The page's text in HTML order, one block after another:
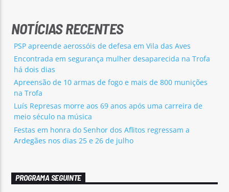
NOTÍCIAS RECENTES
PSP apreende aerossóis de defesa em Vila das Aves
Encontrada em segurança mulher desaparecida na Trofa
há dois dias
Apreensão de 10 armas de fogo e mais de 800 munições
na Trofa
Luís Represas morre aos 69 anos após uma carreira de
meio século na música
Festas em honra do Senhor dos Aflitos regressam a
Ardegães nos dias 25 e 26 de julho
PROGRAMA SEGUINTE